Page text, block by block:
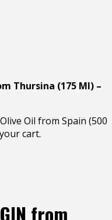
Thursina (175 Ml) –
Oil from Spain (500
cart.
from